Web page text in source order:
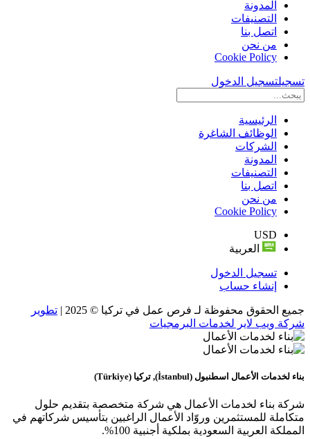
المدونة
التصنيفات
اتصل بنا
من نحن
Cookie Policy
تسجيلتسجيل الدخول
الرئيسية
الوظائف الشاغرة
الشركات
المدونة
التصنيفات
اتصل بنا
من نحن
Cookie Policy
USD
العربية
تسجيل الدخول
إنشاء حساب
جميع الحقوق محفوظة لـ فرص عمل في تركيا © 2025 |
تطوير
شركة ويب لاير لخدمات البرمجيات
بناء لخدمات الأعمال اسطنبول (İstanbul), تركيا (Türkiye)
شركة بناء لخدمات الأعمال هي شركة متخصصة بتقديم حلول
متكاملة للمستثمرين وروّاد الأعمال الراغبين بتأسيس شركاتهم في
المملكة العربية السعودية بملكية أجنبية 100%.